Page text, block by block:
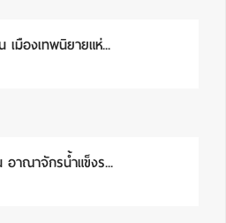
เมืองเทพนิยายแห่...
อาณาจักรน้ำแข็งร...